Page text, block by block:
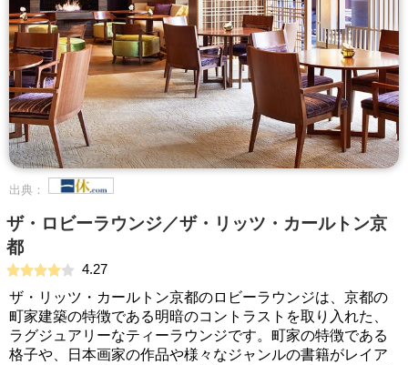
出典：
ザ・ロビーラウンジ／ザ・リッツ・カールトン京
都
4.27
ザ・リッツ・カールトン京都のロビーラウンジは、京都の
町家建築の特徴である明暗のコントラストを取り入れた、
ラグジュアリーなティーラウンジです。町家の特徴である
格子や、日本画家の作品や様々なジャンルの書籍がレイア